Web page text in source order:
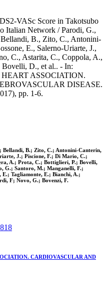
VASc Score in Takotsubo
Italian Network / Parodi, G.,
B., Zito, C., Antonini-
E., Salerno-Uriarte, J.,
C., Astarita, C., Coppola, A.,
Bovelli, D., et al.. - In:
ASSOCIATION.
DISEASE.
pp. 1-6.
Bellandi, B.; Zito, C.; Antonini-Canterin,
J.; Piscione, F.; Di Mario, C.;
A.; Prota, C.; Bottiglieri, P.; Bovelli,
G.; Santoro, M.; Manganelli, F.;
Tagliamonte, E.; Bianchi, A.;
F; Novo, G.; Bovenzi, F.
CARDIOVASCULAR AND